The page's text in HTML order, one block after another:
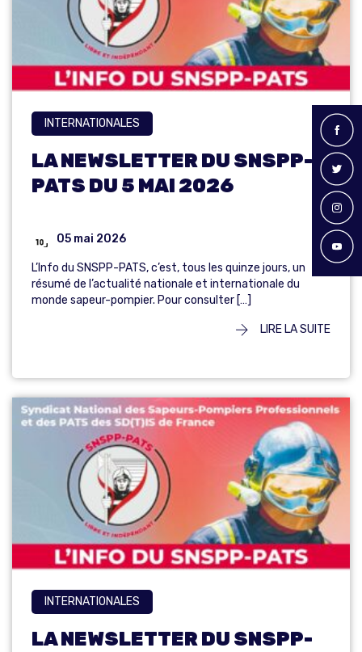
INTERNATIONALES
LA NEWSLETTER DU SNSPP-
PATS DU 5 MAI 2026
05 mai 2026
L’Info du SNSPP-PATS, c’est, tous les quinze jours, un
résumé de l’actualité nationale et internationale du
monde sapeur-pompier. Pour consulter […]
LIRE LA SUITE
INTERNATIONALES
LA NEWSLETTER DU SNSPP-